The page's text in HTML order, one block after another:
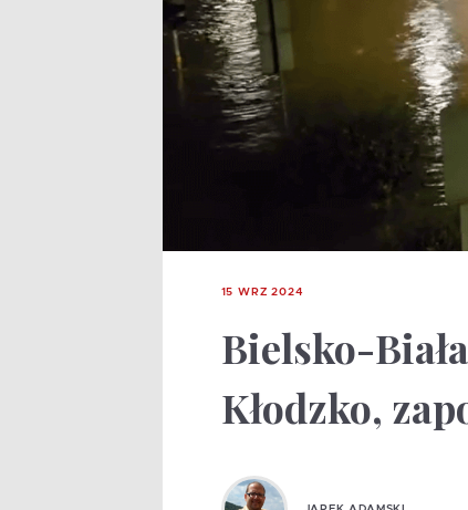
15 WRZ 2024
Bielsko-
Kłodzko,